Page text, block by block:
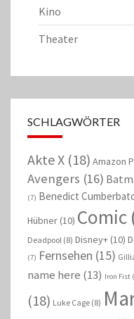
Kino
Theater
SCHLAGWÖRTER
Akte X (18) Amazon
Avengers (16)
(7) Benedict
Hübner (10) Comic
Deadpool (8) Disney+ (10)
(7) Fernsehen (15)
name here (13) Iron Fist
(18) Luke Cage (8)